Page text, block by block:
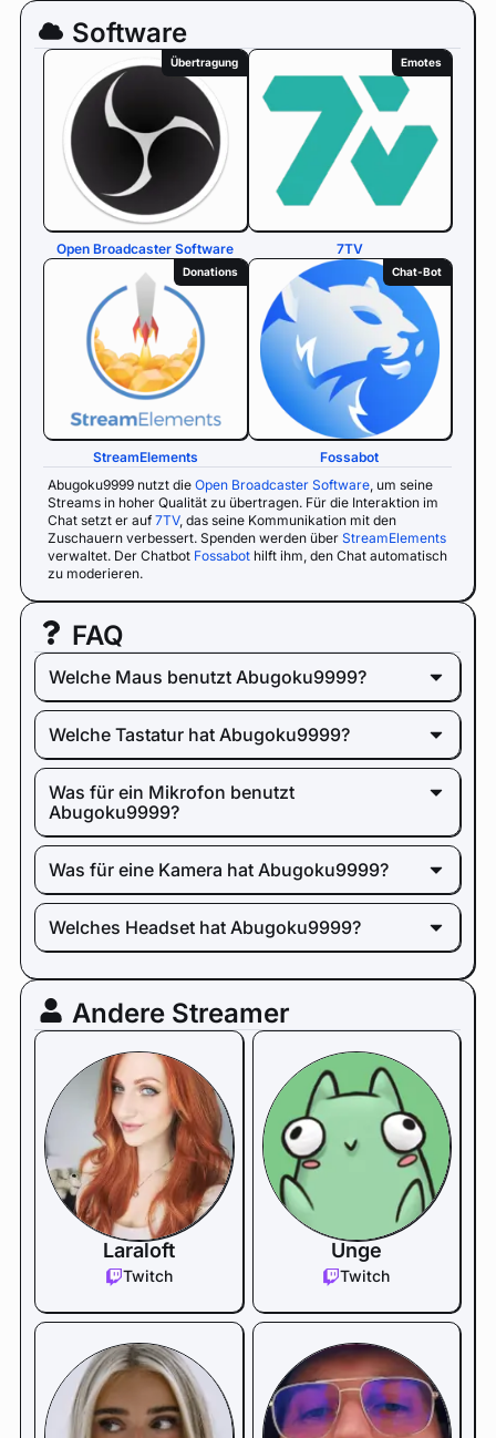
Software
Abugoku9999 nutzt die Open Broadcaster Software, um seine
Streams in hoher Qualität zu übertragen. Für die Interaktion im
Chat setzt er auf7TV, das seine Kommunikation mit den
Zuschauern verbessert. Spenden werden über StreamElements
verwaltet. Der Chatbot Fossabot hilft ihm, den Chat automatisch
zu moderieren.
Übertragung
Open Broadcaster Software
Emotes
7TV
Donations
StreamElements
Chat-Bot
Fossabot
FAQ
Welche Maus benutzt Abugoku9999?
Welche Tastatur hat Abugoku9999?
Was für ein Mikrofon benutzt
Abugoku9999?
Was für eine Kamera hat Abugoku9999?
Welches Headset hat Abugoku9999?
Andere Streamer
Laraloft
Twitch
Unge
Twitch